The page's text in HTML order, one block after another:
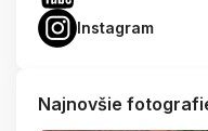
Instagram
Najnovšie